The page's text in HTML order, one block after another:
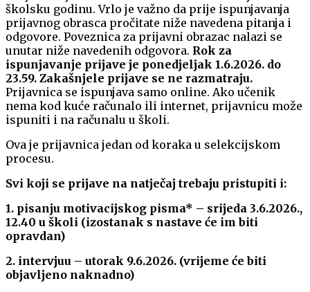
školsku godinu. Vrlo je važno da prije ispunjavanja
prijavnog obrasca pročitate niže navedena pitanja i
odgovore. Poveznica za prijavni obrazac nalazi se
unutar niže navedenih odgovora. Rok za
ispunjavanje prijave je ponedjeljak 1.6.2026. do
23.59. Zakašnjele prijave se ne razmatraju.
Prijavnica se ispunjava samo online. Ako učenik
nema kod kuće računalo ili internet, prijavnicu može
ispuniti i na računalu u školi.
Ova je prijavnica jedan od koraka u selekcijskom
procesu.
Svi koji se prijave na natječaj trebaju pristupiti i:
1. pisanju motivacijskog pisma* – srijeda 3.6.2026.,
12.40 u školi (izostanak s nastave će im biti
opravdan)
2. intervjuu – utorak 9.6.2026. (vrijeme će biti
objavljeno naknadno)